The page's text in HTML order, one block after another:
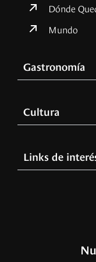
Dónde
Mundo
Gastronomía
Cultura
Links de